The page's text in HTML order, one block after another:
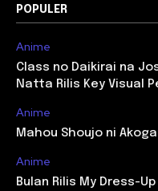
POPULER
Anime
Class no Daikirai na
Natta Rilis Key Visual
Anime
Mahou Shoujo ni
Anime
Bulan Rilis My Dress-